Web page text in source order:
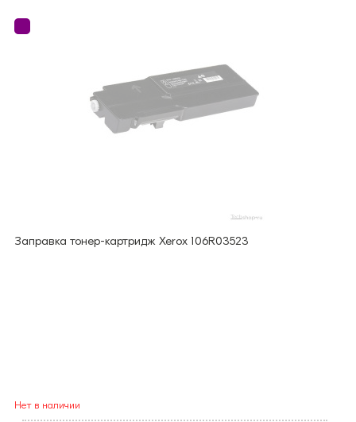
Заправка тонер-картридж Xerox 106R03523
Нет в наличии